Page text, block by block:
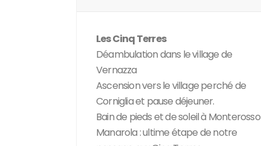
Les Cinq Terres
Déambulation dans le village de
Vernazza
Ascension vers le village perché de
Corniglia et pause déjeuner.
Bain de pieds et de soleil à Monterosso
Manarola : ultime étape de notre